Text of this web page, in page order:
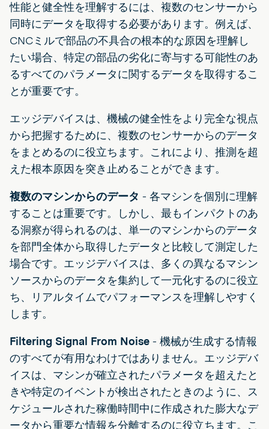
性能と健全性を理解するには、複数のセンサーから
同時にデータを取得する必要があります。例えば、
CNCミルで部品の不具合の根本的な原因を理解し
たい場合、特定の部品の劣化に寄与する可能性のあ
るすべてのパラメータに関するデータを取得するこ
とが重要です。
エッジデバイスは、機械の健全性をより完全な視点
から把握するために、複数のセンサーからのデータ
をまとめるのに役立ちます。これにより、推測を超
えた根本原因を突き止めることができます。
複数のマシンからのデータ - 各マシンを個別に理解
することは重要です。しかし、最もインパクトのあ
る洞察が得られるのは、単一のマシンからのデータ
を部門全体から取得したデータと比較して測定した
場合です。エッジデバイスは、多くの異なるマシン
ソースからのデータを集約して一元化するのに役立
ち、リアルタイムでパフォーマンスを理解しやすく
します。
Filtering Signal From Noise - 機械が生成する情報
のすべてが有用なわけではありません。エッジデバ
イスは、マシンが確立されたパラメータを超えたと
きや特定のイベントが検出されたときのように、ス
ケジュールされた稼働時間中に作成された膨大なデ
ータから重要な情報を分離するのに役立ちます。こ